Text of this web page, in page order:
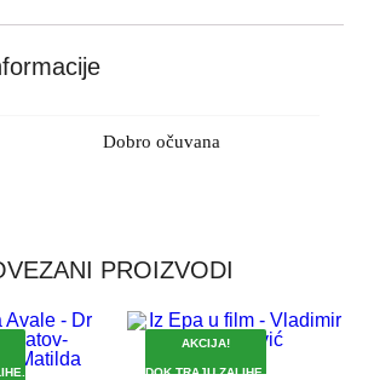
Dobro očuvana
PROIZVODI
AKCIJA!
DOK TRAJU ZALIHE.